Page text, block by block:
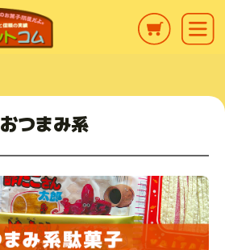
おつまみ系